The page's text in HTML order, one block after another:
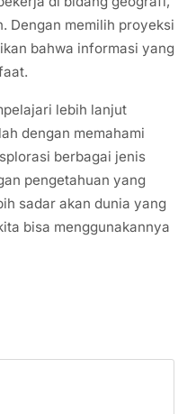
Dengan memilih proyeksi
bahwa informasi yang
lebih lanjut
dengan memahami
berbagai jenis
pengetahuan yang
sadar akan dunia yang
bisa menggunakannya